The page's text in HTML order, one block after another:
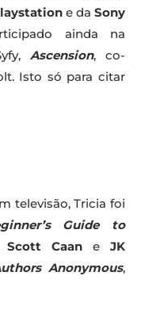
e da Sony
ainda na
Ascension, co-
Isto só para citar
televisão, Tricia foi
Guide to
Scott Caan eJK
Anonymous,